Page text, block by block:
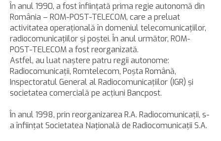
În anul 1990, a fost înfiinţată prima regie autonomă din
România – ROM-POST-TELECOM, care a preluat
activitatea operaţională în domeniul telecomunicaţiilor,
radiocomunicaţiilor şi poştei. În anul următor, ROM-
POST-TELECOM a fost reorganizată.
Astfel, au luat naştere patru regii autonome:
Radiocomunicaţii, Romtelecom, Poşta Română,
Inspectoratul General al Radiocomunicaţiilor (IGR) şi
societatea comercială pe acţiuni Bancpost.
În anul 1998, prin reorganizarea R.A. Radiocomunicaţii, s-
a înfiinţat Societatea Naţională de Radiocomunicaţii S.A.